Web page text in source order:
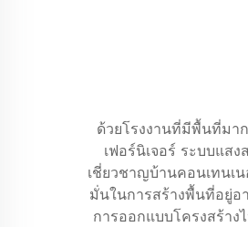
ด้วยโรงงานที่มีพื้นที่ม
เฟอร์นิเจอร์ ระบบแส
เชี่ยวชาญบ้านคอนเทนเ
มั่นในการสร้างพื้นที่อยู่อ
การออกแบบโครงสร้า